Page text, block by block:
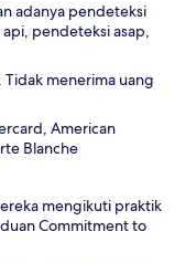
adanya pendeteksi
pendeteksi asap,
menerima uang
American
Blanche
mengikuti praktik
Commitment to